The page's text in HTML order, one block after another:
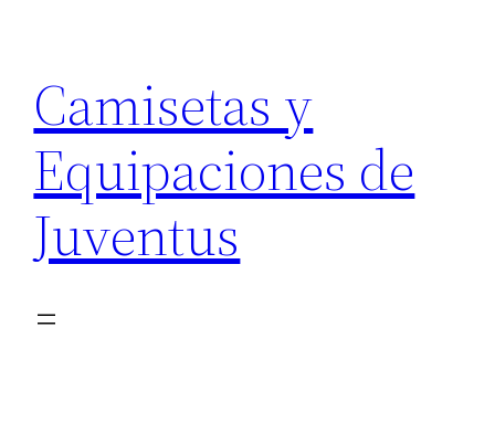
contenido
Camisetas y
Equipaciones de
Juventus